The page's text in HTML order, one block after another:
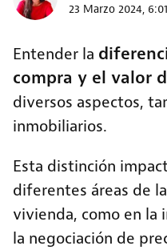
23 Marzo 2024, 6:01
Entender la
compra y el valor
diversos aspectos,
inmobiliarios.
Esta distinción
diferentes áreas de
vivienda, como en
la negociación de